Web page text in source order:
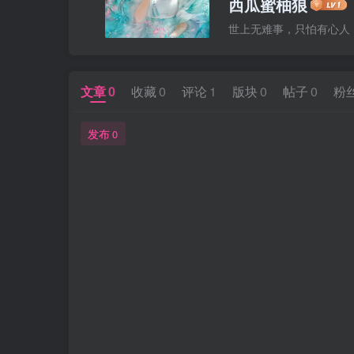
世上无难事，只怕有心人
文章0 收藏 0 评论 1 版块 0 帖子 0 粉
发布0